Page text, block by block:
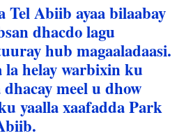
Tel Abiib ayaa bilaabay
dhacdo lagu
hub magaaladaasi.
la helay warbixin ku
meel u dhow
yaalla xaafadda Park